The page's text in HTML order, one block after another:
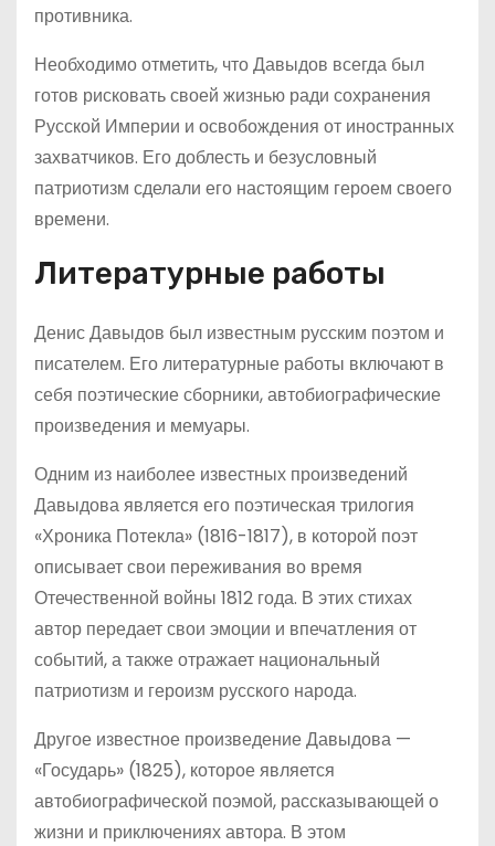
противника.
Необходимо отметить, что Давыдов всегда был
готов рисковать своей жизнью ради сохранения
Русской Империи и освобождения от иностранных
захватчиков. Его доблесть и безусловный
патриотизм сделали его настоящим героем своего
времени.
Литературные работы
Денис Давыдов был известным русским поэтом и
писателем. Его литературные работы включают в
себя поэтические сборники, автобиографические
произведения и мемуары.
Одним из наиболее известных произведений
Давыдова является его поэтическая трилогия
«Хроника Потекла» (1816-1817), в которой поэт
описывает свои переживания во время
Отечественной войны 1812 года. В этих стихах
автор передает свои эмоции и впечатления от
событий, а также отражает национальный
патриотизм и героизм русского народа.
Другое известное произведение Давыдова —
«Государь» (1825), которое является
автобиографической поэмой, рассказывающей о
жизни и приключениях автора. В этом